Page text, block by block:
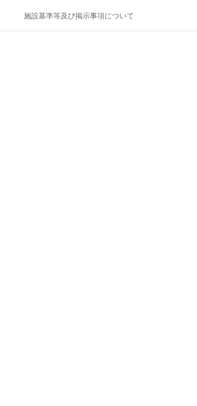
施設基準等及び掲示事項について